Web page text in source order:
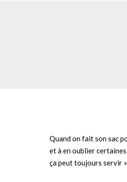
Quand on fait son sac
et à en oublier
ça peut toujours servir